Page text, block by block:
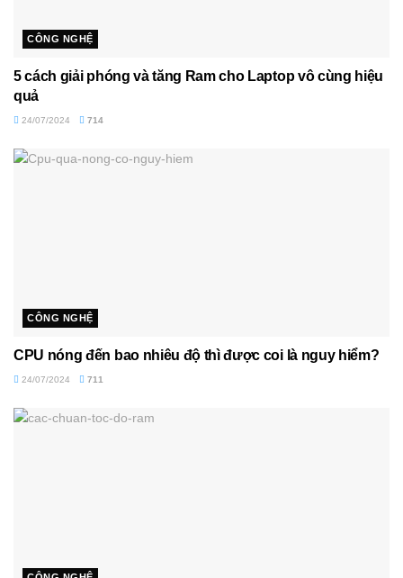
CÔNG NGHỆ
5 cách giải phóng và tăng Ram cho Laptop vô cùng hiệu
quả
24/07/2024 714
CÔNG NGHỆ
CPU nóng đến bao nhiêu độ thì được coi là nguy hiểm?
24/07/2024 711